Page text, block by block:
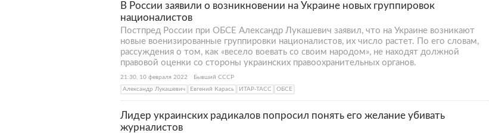
В России заявили о возникновении на Украине новых группировок
националистов
Постпред России при ОБСЕ Александр Лукашевич заявил, что на Украине возникают
новые военизированные группировки националистов, их число растет. По его словам,
рассуждения о том, как «весело воевать со своим народом», не находят должной
правовой оценки со стороны украинских правоохранительных органов.
21:30, 10 февраля 2022
Бывший СССР
Александр Лукашевич
Евгений Карась ИТАР-ТАСС ОБСЕ
Лидер украинских радикалов попросил понять его желание убивать
журналистов